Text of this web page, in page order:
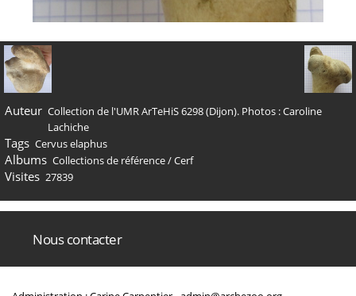
Auteur Collection de l'UMR ArTeHiS 6298 (Dijon). Photos : Caroline
Lachiche
Tags Cervus elaphus
Albums Collections de référence/Cerf
Visites 27839
Nous contacter